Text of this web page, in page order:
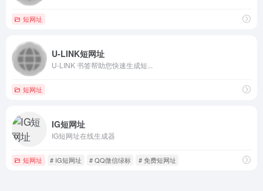
短网址
U-LINK短网址
U-LINK 书签帮助您快速生成短...
短网址
IG短网址
IG短网址在线生成器
短网址 # IG短网址 # QQ微信绿标 # 免费短网址